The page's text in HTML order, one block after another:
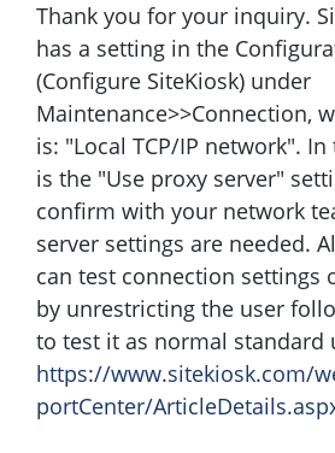
Thank you for your inquiry.
has a setting in the
(Configure SiteKiosk) under
Maintenance>>Connection,
is: "Local TCP/IP network".
is the "Use proxy server"
confirm with your network
server settings are needed.
can test connection settings
by unrestricting the user
to test it as normal standard
https://www.sitekiosk.com/
portCenter/